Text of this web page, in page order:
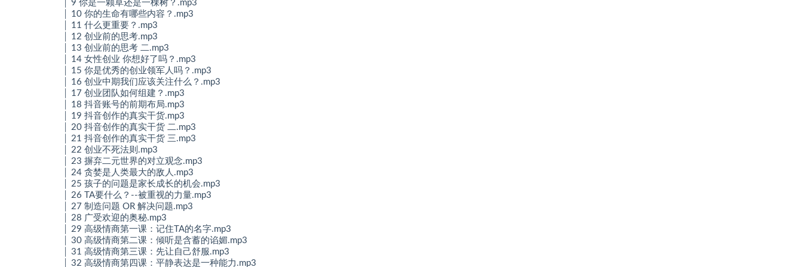
│ 9 你是一颗草还是一棵树？.mp3
│ 10 你的生命有哪些内容？.mp3
│ 11 什么更重要？.mp3
│ 12 创业前的思考.mp3
│ 13 创业前的思考 二.mp3
│ 14 女性创业 你想好了吗？.mp3
│ 15 你是优秀的创业领军人吗？.mp3
│ 16 创业中期我们应该关注什么？.mp3
│ 17 创业团队如何组建？.mp3
│ 18 抖音账号的前期布局.mp3
│ 19 抖音创作的真实干货.mp3
│ 20 抖音创作的真实干货 二.mp3
│ 21 抖音创作的真实干货 三.mp3
│ 22 创业不死法则.mp3
│ 23 摒弃二元世界的对立观念.mp3
│ 24 贪婪是人类最大的敌人.mp3
│ 25 孩子的问题是家长成长的机会.mp3
│ 26 TA要什么？--被重视的力量.mp3
│ 27 制造问题 OR 解决问题.mp3
│ 28 广受欢迎的奥秘.mp3
│ 29 高级情商第一课：记住TA的名字.mp3
│ 30 高级情商第二课：倾听是含蓄的谄媚.mp3
│ 31 高级情商第三课：先让自己舒服.mp3
│ 32 高级情商第四课：平静表达是一种能力.mp3